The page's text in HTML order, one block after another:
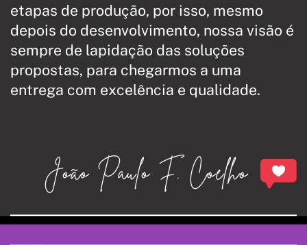
etapas de produção, por isso, mesmo
depois do desenvolvimento, nossa visão é
sempre de lapidação das soluções
propostas, para chegarmos a uma
entrega com excelência e qualidade.
João Paulo F. Coelho